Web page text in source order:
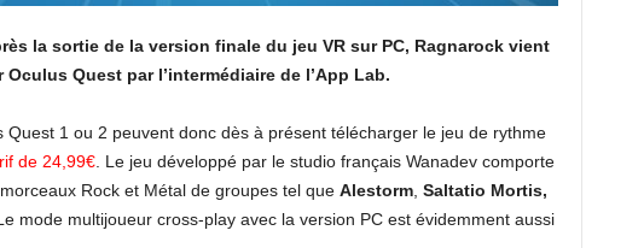
la sortie de la version finale du jeu VR sur PC, Ragnarock vient
Oculus Quest par l’intermédiaire de l’App Lab.
Quest 1 ou 2 peuvent donc dès à présent télécharger le jeu de rythme
de 24,99€. Le jeu développé par le studio français Wanadev comporte
Rock et Métal de groupes tel que Alestorm, Saltatio Mortis,
mode multijoueur cross-play avec la version PC est évidemment aussi